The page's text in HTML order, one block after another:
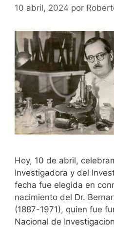
10 abril, 2024 por
Hoy, 10 de abril,
Investigadora y del
fecha fue elegida en
nacimiento del Dr.
(1887-1971), quien fue
Nacional de